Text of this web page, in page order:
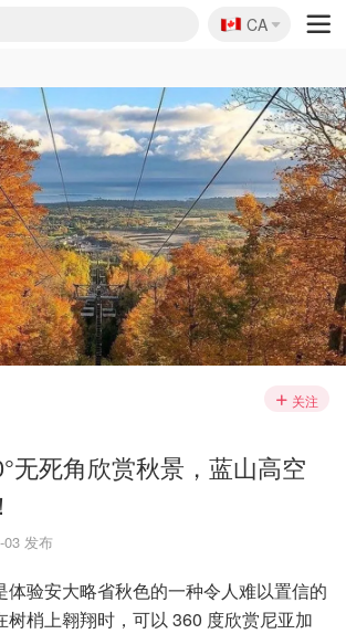
🇨🇦
CA
关注
无死角欣赏秋景，蓝山高空
03 发布
体验安大略省秋色的一种令人难以置信的
树梢上翱翔时，可以 360 度欣赏尼亚加